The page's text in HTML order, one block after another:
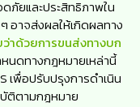
ภัยและประสิทธิภาพใน
อาจส่งผลให้เกิดผลทาง
าด้วยการขนส่งทางบก
นดทางกฎหมายเหล่านี้
เพื่อปรับปรุงการดำเนิน
ติตามกฎหมาย